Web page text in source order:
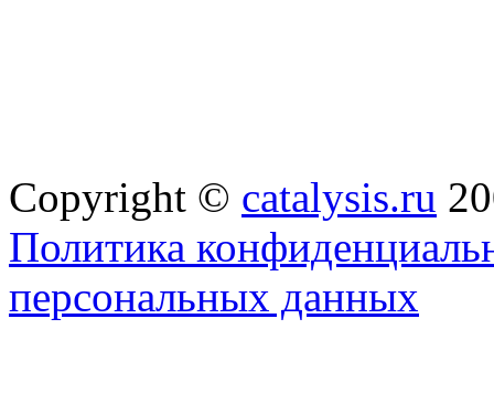
Copyright © catalysis.ru
Политика
персональных данных